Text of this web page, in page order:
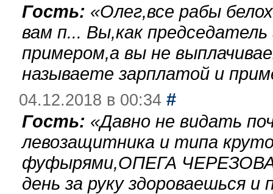
Гость: «Олег,все рабы
вам п... Вы,как
примером,а вы не
называете зарплатой и
04.12.2018 в 00:34 #
Гость: «Давно не видать
левозащитника и типа
фуфырями,ОПЕГА
день за руку здороваешься